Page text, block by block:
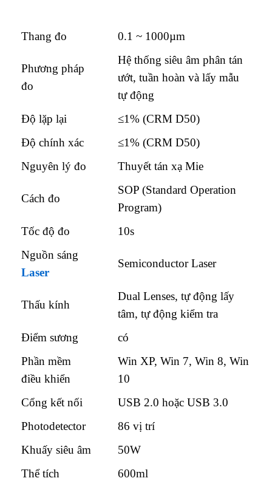
Thang đo 0.1 ~ 1000µm
Phương pháp
đo
Hệ thống siêu âm phân tán
ướt, tuần hoàn và lấy mẫu
tự động
Độ lặp lại
≤1% (CRM D50)
Độ chính xác
≤1% (CRM D50)
Nguyên lý đo
Thuyết tán xạ Mie
Cách đo
SOP (Standard Operation
Program)
Tốc độ đo
10s
Nguồn sáng
Laser
Semiconductor Laser
Thấu kính
Dual Lenses, tự động lấy
tâm, tự động kiểm tra
Điểm sương
có
Phần mềm
điều khiển
Win XP, Win 7, Win 8, Win
10
Cổng kết nối
USB 2.0 hoặc USB 3.0
Photodetector
86 vị trí
Khuấy siêu âm
50W
Thể tích
600ml